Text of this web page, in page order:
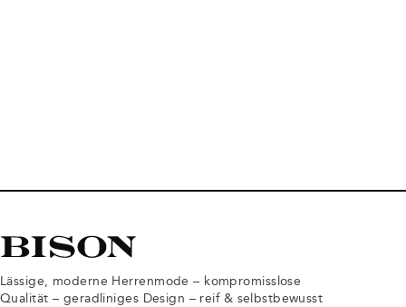
Lässige, moderne Herrenmode – kompromisslose
Qualität – geradliniges Design – reif & selbstbewusst